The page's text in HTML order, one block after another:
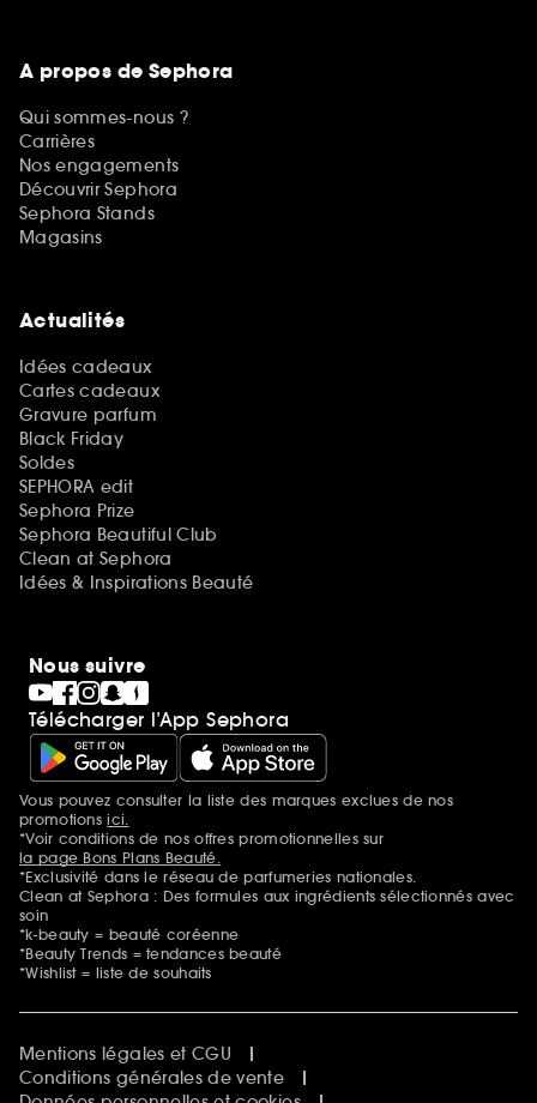
A propos de Sephora
Qui sommes-nous ?
Carrières
Nos engagements
Découvrir Sephora
Sephora Stands
Magasins
Actualités
Idées cadeaux
Cartes cadeaux
Gravure parfum
Black Friday
Soldes
SEPHORA edit
Sephora Prize
Sephora Beautiful Club
Clean at Sephora
Idées & Inspirations Beauté
Nous suivre
Télécharger l’App Sephora
Mentions additionnelles
Vous pouvez consulter la liste des marques exclues de nos
promotionsici.
*Voir conditions de nos offres promotionnelles sur
la page Bons Plans Beauté.
*Exclusivité dans le réseau de parfumeries nationales.
Clean at Sephora : Des formules aux ingrédients sélectionnés avec
soin
*k-beauty = beauté coréenne
*Beauty Trends = tendances beauté
*Wishlist = liste de souhaits
Mentions légales et CGU
Conditions générales de vente